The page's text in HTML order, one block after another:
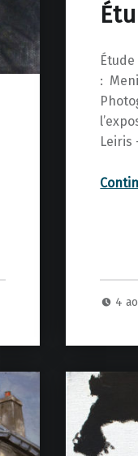
:
Leiris
4